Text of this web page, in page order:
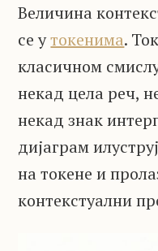
Величина
се утокенима.
класичном
некад цела реч,
некад знак
дијаграм
на токене и
контекстуални